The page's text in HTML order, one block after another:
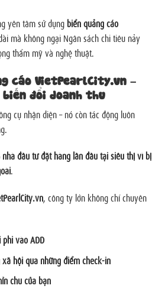
yên tâm sử dụng biển quảng cáo
mà không ngại Ngân sách chi tiêu nảy
thẩm mỹ và nghệ thuật.
cáo VietPearlCity.vn –
đổi doanh thu
cụ nhận diện – nó còn tác động luôn
nhà đầu tư đặt hàng lần đầu tại siêu thị vì bị
.
, công ty lớn không chỉ chuyên
vào ADD
hội qua những điểm check-in
chu của bạn